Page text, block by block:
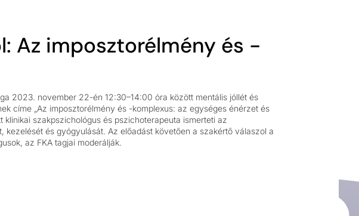
Az imposztorélmény és -
2023. november 22-én 12:30–14:00 óra között mentális jóllét és
címe „Az imposztorélmény és -komplexus: az egységes énérzet és
szakpszichológus és pszichoterapeuta ismerteti az
és gyógyulását. Az előadást követően a szakértő válaszol a
az FKA tagjai moderálják.